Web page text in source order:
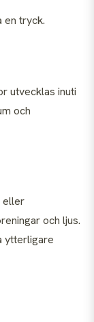
en tryck.
utvecklas inuti
och
eller
och ljus.
ytterligare